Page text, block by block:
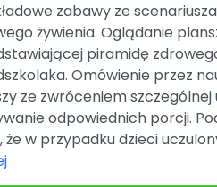
Pomoc
zabawy ze
żywienia. Oglądanie
piramidę
Omówienie przez
ze zwróceniem szczególnej
odpowiednich porcji.
że w przypadku dzieci